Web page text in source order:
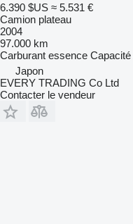
6.390 $US ≈ 5.531 €
Camion plateau
2004
97.000 km
Carburant essence
Japon
EVERY TRADING Co Ltd
Contacter le vendeur